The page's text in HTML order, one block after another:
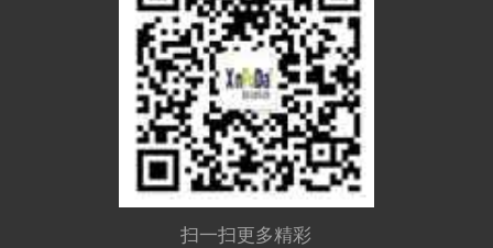
扫一扫更多精彩